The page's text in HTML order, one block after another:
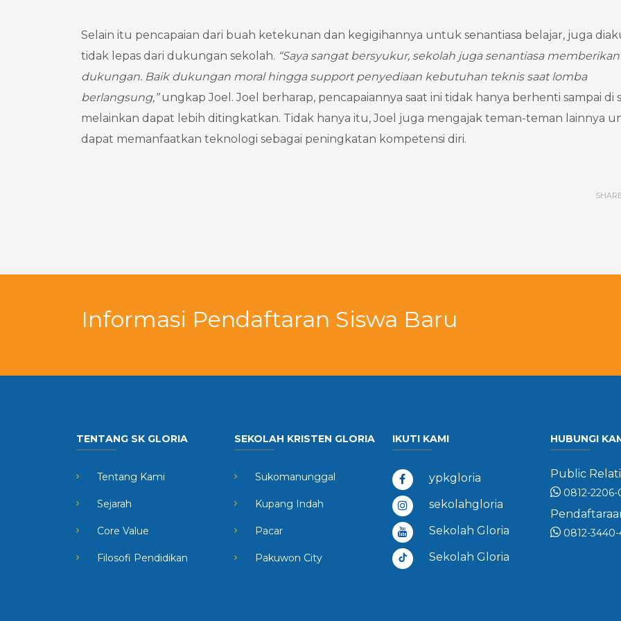
Selain itu pencapaian dari buah ketekunan dan kegigihannya untuk senantiasa belajar, juga
tidak lepas dari dukungan sekolah. “Saya sangat bersyukur, sekolah juga senantiasa memberikan
dukungan. Baik dukungan moral hingga support penyediaan kebutuhan teknis saat lomba
berlangsung,”ungkap Joel. Joel berharap, pencapaiannya saat ini tidak hanya berhenti sampai di
melainkan dapat lebih ditingkatkan. Tidak hanya itu, Joel juga mengajak teman-teman lainnya
dapat memanfaatkan teknologi sebagai peningkatan kompetensi diri.
Informasi Pendaftaran Siswa Baru
TENTANG SK GLORIA
Tentang Kami
Sejarah
Core Value
Filosofi Pendidikan
SEKOLAH KRISTEN GLORIA
Sukomanunggal
Kupang Indah
Pacar
Pakuwon City
IKUTI KAMI
ypkgloria
sekolahgloria
Sekolah Gloria
Sekolah Gloria
HUBUNGI
Public
0812-2206-
0812-3440-